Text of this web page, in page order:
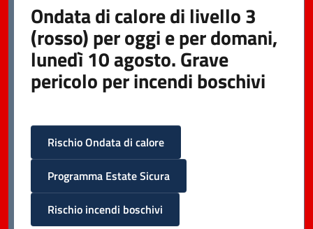
Ondata di calore di livello 3
(rosso) per oggi e per domani,
lunedì 10 agosto. Grave
pericolo per incendi boschivi
Rischio Ondata di calore
Programma Estate Sicura
Rischio incendi boschivi